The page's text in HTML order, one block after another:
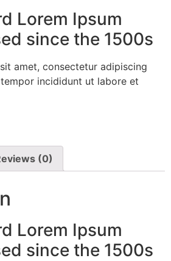
Lorem Ipsum
since the 1500s
amet, consectetur adipiscing
incididunt ut labore et
(0)
Lorem Ipsum
since the 1500s